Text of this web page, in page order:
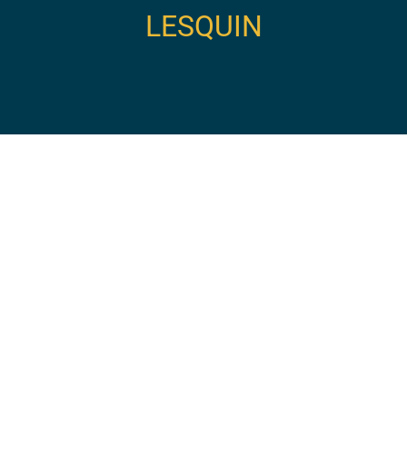
LESQUIN